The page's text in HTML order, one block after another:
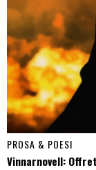
PROSA & POESI
Vinnarnovell: Offret